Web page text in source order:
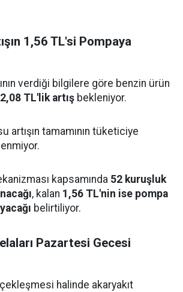
1,56 TL'si Pompaya
verdiği bilgilere göre benzin ürün
2,08 TL'lik artış bekleniyor.
artışın tamamının tüketiciye
kapsamında 52 kuruşluk
, kalan 1,56 TL'nin ise pompa
belirtiliyor.
Pazartesi Gecesi
halinde akaryakıt